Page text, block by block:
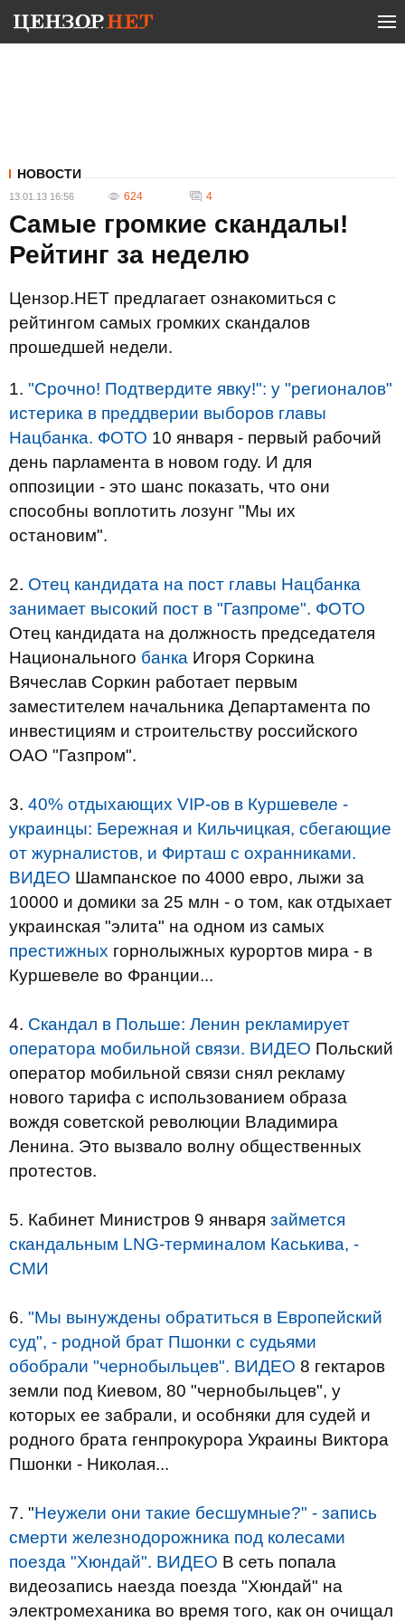
НОВОСТИ
13.01.13 16:56 624 4
Самые громкие скандалы!
Рейтинг за неделю
Цензор.НЕТ предлагает ознакомиться с
рейтингом самых громких скандалов
прошедшей недели.
1. "Срочно! Подтвердите явку!": у "регионалов"
истерика в преддверии выборов главы
Нацбанка. ФОТО 10 января - первый рабочий
день парламента в новом году. И для
оппозиции - это шанс показать, что они
способны воплотить лозунг "Мы их
остановим".
2. Отец кандидата на пост главы Нацбанка
занимает высокий пост в "Газпроме". ФОТО
Отец кандидата на должность председателя
Национального банка Игоря Соркина
Вячеслав Соркин работает первым
заместителем начальника Департамента по
инвестициям и строительству российского
ОАО "Газпром".
3. 40% отдыхающих VIP-ов в Куршевеле -
украинцы: Бережная и Кильчицкая, сбегающие
от журналистов, и Фирташ с охранниками.
ВИДЕО Шампанское по 4000 евро, лыжи за
10000 и домики за 25 млн - о том, как отдыхает
украинская "элита" на одном из самых
престижных горнолыжных курортов мира - в
Куршевеле во Франции...
4. Скандал в Польше: Ленин рекламирует
оператора мобильной связи. ВИДЕО Польский
оператор мобильной связи снял рекламу
нового тарифа с использованием образа
вождя советской революции Владимира
Ленина. Это вызвало волну общественных
протестов.
5. Кабинет Министров 9 января займется
скандальным LNG-терминалом Каськива, -
СМИ
6. "Мы вынуждены обратиться в Европейский
суд", - родной брат Пшонки с судьями
обобрали "чернобыльцев". ВИДЕО 8 гектаров
земли под Киевом, 80 "чернобыльцев", у
которых ее забрали, и особняки для судей и
родного брата генпрокурора Украины Виктора
Пшонки - Николая...
7. "Неужели они такие бесшумные?" - запись
смерти железнодорожника под колесами
поезда "Хюндай". ВИДЕО В сеть попала
видеозапись наезда поезда "Хюндай" на
электромеханика во время того, как он очищал